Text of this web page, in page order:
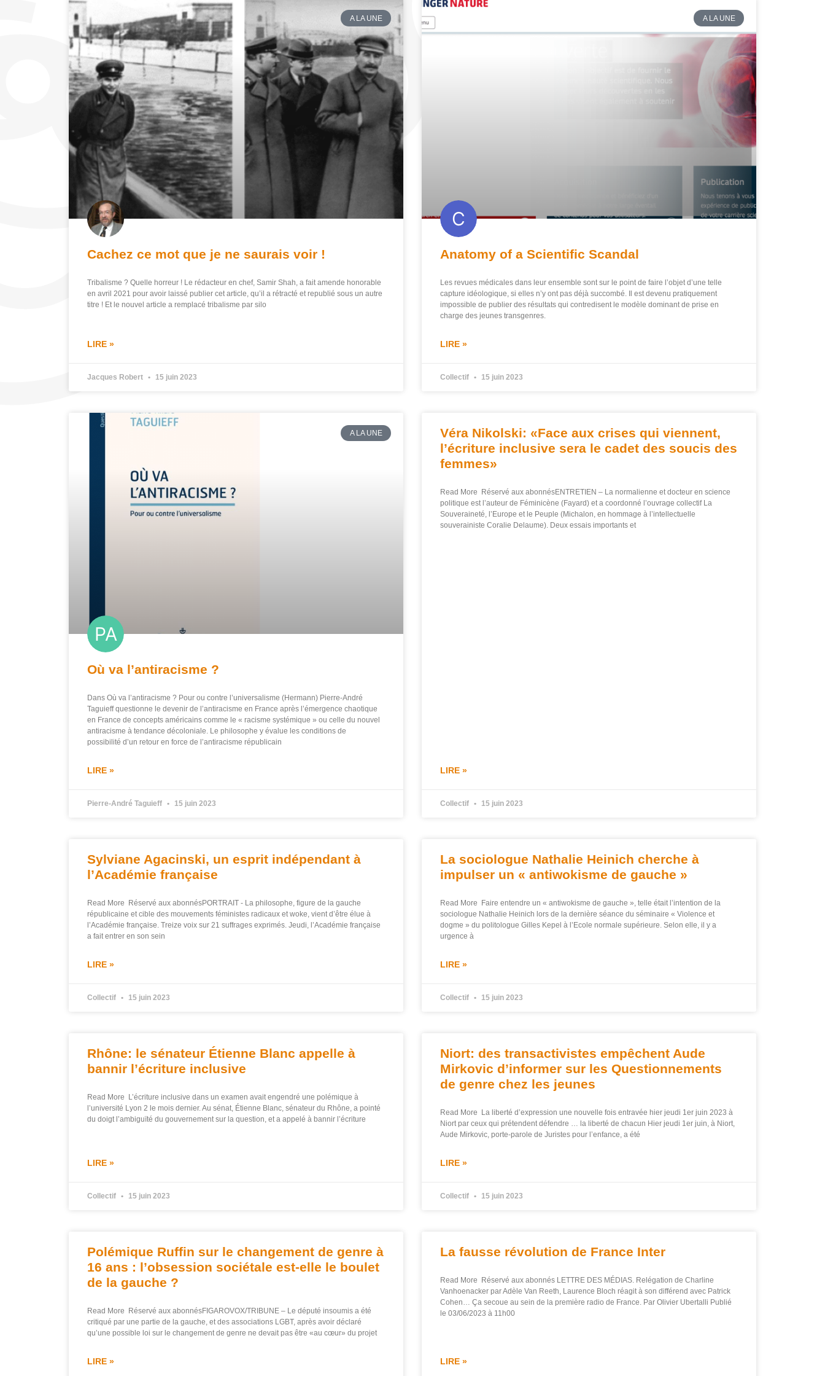
A LA UNE
Cachez ce mot que je ne saurais voir !
Tribalisme ? Quelle horreur ! Le rédacteur en chef, Samir Shah, a fait amende honorable
en avril 2021 pour avoir laissé publier cet article, qu’il a rétracté et republié sous un autre
titre ! Et le nouvel article a remplacé tribalisme par silo
LIRE »
Jacques Robert 15 juin 2023
A LA UNE
Anatomy of a Scientific Scandal
Les revues médicales dans leur ensemble sont sur le point de faire l’objet d’une telle
capture idéologique, si elles n’y ont pas déjà succombé. Il est devenu pratiquement
impossible de publier des résultats qui contredisent le modèle dominant de prise en
charge des jeunes transgenres.
LIRE »
Collectif 15 juin 2023
A LA UNE
Où va l’antiracisme ?
Dans Où va l’antiracisme ? Pour ou contre l’universalisme (Hermann) Pierre-André
Taguieff questionne le devenir de l’antiracisme en France après l’émergence chaotique
en France de concepts américains comme le « racisme systémique » ou celle du nouvel
antiracisme à tendance décoloniale. Le philosophe y évalue les conditions de
possibilité d’un retour en force de l’antiracisme républicain
LIRE »
Pierre-André Taguieff 15 juin 2023
Véra Nikolski: «Face aux crises qui viennent,
l’écriture inclusive sera le cadet des soucis des
femmes»
Read More Réservé aux abonnésENTRETIEN – La normalienne et docteur en science
politique est l’auteur de Féminicène (Fayard) et a coordonné l’ouvrage collectif La
Souveraineté, l’Europe et le Peuple (Michalon, en hommage à l’intellectuelle
souverainiste Coralie Delaume). Deux essais importants et
LIRE »
Collectif 15 juin 2023
Sylviane Agacinski, un esprit indépendant à
l’Académie française
Read More Réservé aux abonnésPORTRAIT - La philosophe, figure de la gauche
républicaine et cible des mouvements féministes radicaux et woke, vient d’être élue à
l’Académie française. Treize voix sur 21 suffrages exprimés. Jeudi, l’Académie française
a fait entrer en son sein
LIRE »
Collectif 15 juin 2023
La sociologue Nathalie Heinich cherche à
impulser un « antiwokisme de gauche »
Read More Faire entendre un « antiwokisme de gauche », telle était l’intention de la
sociologue Nathalie Heinich lors de la dernière séance du séminaire « Violence et
dogme » du politologue Gilles Kepel à l’Ecole normale supérieure. Selon elle, il y a
urgence à
LIRE »
Collectif 15 juin 2023
Rhône: le sénateur Étienne Blanc appelle à
bannir l’écriture inclusive
Read More L’écriture inclusive dans un examen avait engendré une polémique à
l’université Lyon 2 le mois dernier. Au sénat, Étienne Blanc, sénateur du Rhône, a pointé
du doigt l’ambiguïté du gouvernement sur la question, et a appelé à bannir l’écriture
LIRE »
Collectif 15 juin 2023
Niort: des transactivistes empêchent Aude
Mirkovic d’informer sur les Questionnements
de genre chez les jeunes
Read More La liberté d’expression une nouvelle fois entravée hier jeudi 1er juin 2023 à
Niort par ceux qui prétendent défendre … la liberté de chacun Hier jeudi 1er juin, à Niort,
Aude Mirkovic, porte-parole de Juristes pour l’enfance, a été
LIRE »
Collectif 15 juin 2023
Polémique Ruffin sur le changement de genre à
16 ans : l’obsession sociétale est-elle le boulet
de la gauche ?
Read More Réservé aux abonnésFIGAROVOX/TRIBUNE – Le député insoumis a été
critiqué par une partie de la gauche, et des associations LGBT, après avoir déclaré
qu’une possible loi sur le changement de genre ne devait pas être «au cœur» du projet
LIRE »
La fausse révolution de France Inter
Read More Réservé aux abonnés LETTRE DES MÉDIAS. Relégation de Charline
Vanhoenacker par Adèle Van Reeth, Laurence Bloch réagit à son différend avec Patrick
Cohen… Ça secoue au sein de la première radio de France. Par Olivier Ubertalli Publié
le 03/06/2023 à 11h00
LIRE »